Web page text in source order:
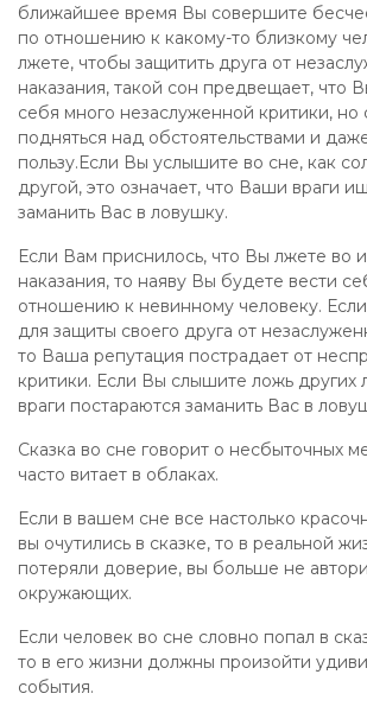
ближайшее время Вы совершите
по отношению к какому-то близкому
лжете, чтобы защитить друга от
наказания, такой сон предвещает, что
себя много незаслуженной критики, но
подняться над обстоятельствами и
пользу.Если Вы услышите во сне, как
другой, это означает, что Ваши враги
заманить Вас в ловушку.
Если Вам приснилось, что Вы лжете во
наказания, то наяву Вы будете вести
отношению к невинному человеку.
для защиты своего друга от
то Ваша репутация пострадает от
критики. Если Вы слышите ложь других
враги постараются заманить Вас в
Сказка во сне говорит о несбыточных
часто витает в облаках.
Если в вашем сне все настолько
вы очутились в сказке, то в реальной
потеряли доверие, вы больше не
окружающих.
Если человек во сне словно попал в
то в его жизни должны произойти
события.